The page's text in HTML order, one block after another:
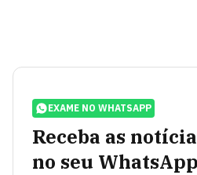
EXAME NO WHATSAPP
Receba as
no seu WhatsApp